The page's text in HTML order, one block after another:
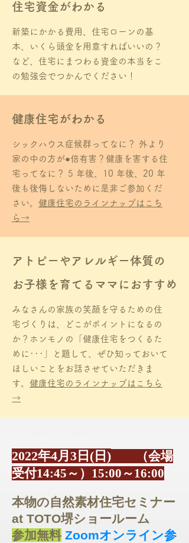
住宅資金がわかる
新築にかかる費用、住宅ローンの基
本、いくら頭金を用意すればいいの？
など、住宅にまつわる資金の本当をこ
の勉強会でつかんでください！
健康住宅がわかる
シックハウス症候群ってなに？ 外より
家の中の方が●倍有害？健康を害する住
宅ってなに？ 5 年後、10 年後、20 年
後も後悔しないために是非ご参加くだ
さい。 健康住宅のラインナップはこち
ら→
アトピーやアレルギー体質の
お子様を育てるママにおすすめ
みなさんの家族の笑顔を守るための住
宅づくりは、どこがポイントになるの
か？ホンモノの「健康住宅をつくるた
めに･･･」と題して、ぜひ知っておいて
ほしいことをお話させていただきま
す。 健康住宅のラインナップはこちら
→
2022年4月3日(日) （会場
受付14:45～）15:00～16:00
本物の自然素材住宅セミナー
at TOTO堺ショールーム
参加無料 Zoomオンライン参